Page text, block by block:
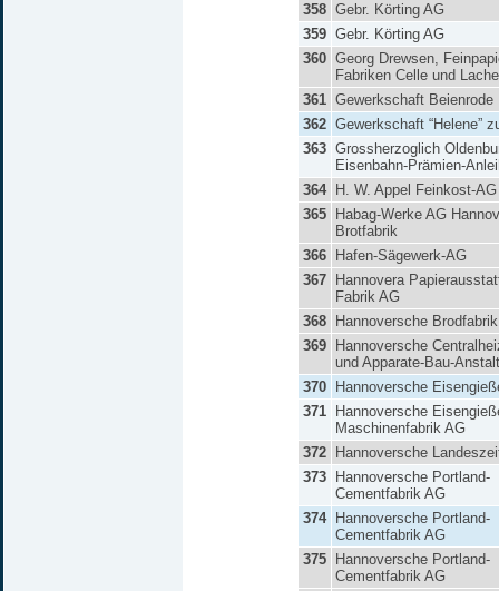
358 Gebr. Körting AG
359 Gebr. Körting AG
360 Georg Drewsen,
Fabriken Celle und
361 Gewerkschaft Beienrode
362 Gewerkschaft “Helene”
363 Grossherzoglich
Eisenbahn-Prämien-
364
H. W. Appel Feinkost-AG
365
Habag-Werke AG
Brotfabrik
366
Hafen-Sägewerk-AG
367
Hannovera
Fabrik AG
368
Hannoversche Brodfabrik
369
Hannoversche
und Apparate-Bau-Anstalt
370
Hannoversche
371
Hannoversche
Maschinenfabrik AG
372
Hannoversche
373
Hannoversche Portland-
Cementfabrik AG
374
Hannoversche Portland-
Cementfabrik AG
375
Hannoversche Portland-
Cementfabrik AG